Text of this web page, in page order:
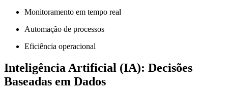
Monitoramento em tempo real
Automação de processos
Eficiência operacional
Inteligência Artificial (IA): Decisões
Baseadas em Dados